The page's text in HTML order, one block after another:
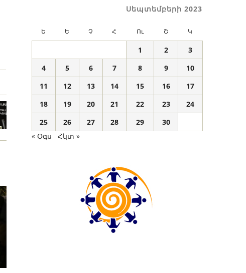
Սեպտեմբերի 2023
Ե Ե Չ Հ Ու Շ Կ
1 2
3
4
5 6 7 8 9
10
11
12 13 14 15 16
17
18
19 20 21 22 23
24
25
26 27 28 29
30
« Օգս
Հկտ »